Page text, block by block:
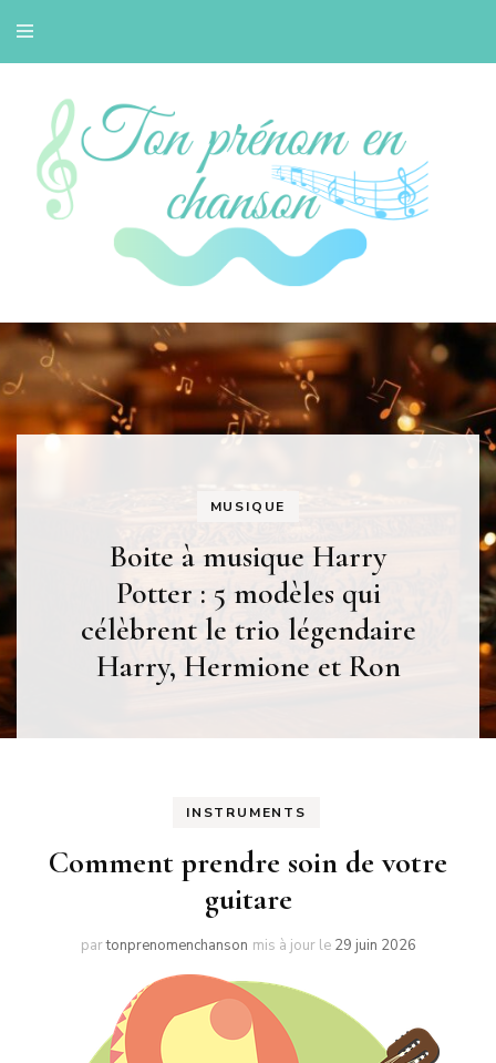
Petit blog musique de Bertille
INSTRUMENTS
Découvrez une vaste
sélection d’instruments de
percussion et batteries
INSTRUMENTS
Comment prendre soin de votre
guitare
partonprenomenchanson mis à jour le 29 juin 2026